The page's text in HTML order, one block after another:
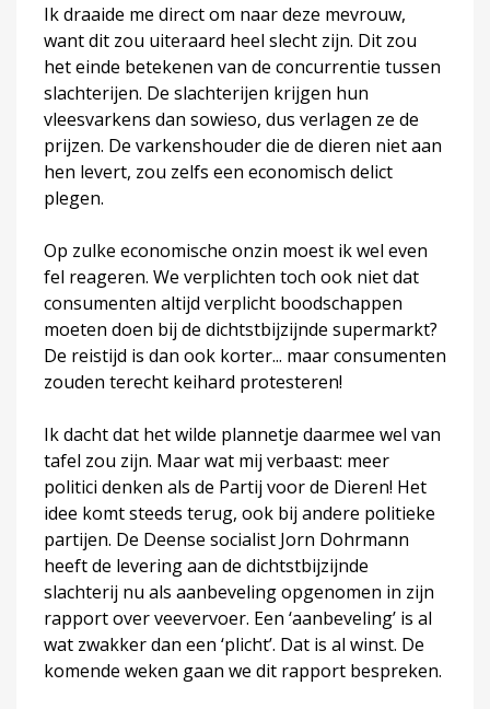
Ik draaide me direct om naar deze mevrouw,
want dit zou uiteraard heel slecht zijn. Dit zou
het einde betekenen van de concurrentie tussen
slachterijen. De slachterijen krijgen hun
vleesvarkens dan sowieso, dus verlagen ze de
prijzen. De varkenshouder die de dieren niet aan
hen levert, zou zelfs een economisch delict
plegen.
Op zulke economische onzin moest ik wel even
fel reageren. We verplichten toch ook niet dat
consumenten altijd verplicht boodschappen
moeten doen bij de dichtstbijzijnde supermarkt?
De reistijd is dan ook korter... maar consumenten
zouden terecht keihard protesteren!
Ik dacht dat het wilde plannetje daarmee wel van
tafel zou zijn. Maar wat mij verbaast: meer
politici denken als de Partij voor de Dieren! Het
idee komt steeds terug, ook bij andere politieke
partijen. De Deense socialist Jorn Dohrmann
heeft de levering aan de dichtstbijzijnde
slachterij nu als aanbeveling opgenomen in zijn
rapport over veevervoer. Een ‘aanbeveling’ is al
wat zwakker dan een ‘plicht’. Dat is al winst. De
komende weken gaan we dit rapport bespreken.